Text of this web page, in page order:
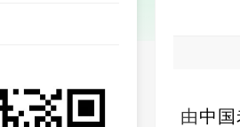
由中国